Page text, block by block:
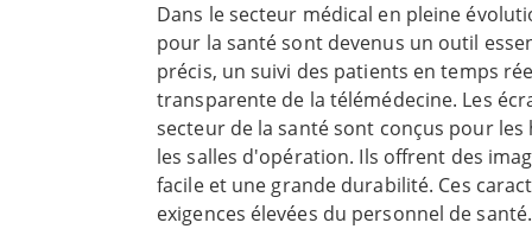
dotés d'un système de refroidissement
fonctionnent silencieusement et ne
contamination. Ils sont donc parfaits
propres telles que les salles d'opération
intensifs. Alimentés par des processeurs
Healthcare garantissent des
applications médicales, notamment
surveillance des patients en temps réel
Dans le secteur médical en pleine
pour la santé sont devenus un outil
précis, un suivi des patients en temps
transparente de la télémédecine. Les
secteur de la santé sont conçus pour
les salles d'opération. Ils offrent des
facile et une grande durabilité. Ces
exigences élevées du personnel de